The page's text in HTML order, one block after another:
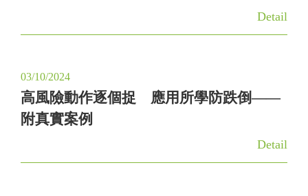
Detail
03/10/2024
高風險動作逐個捉 應用所學防跌倒——
附真實案例
Detail